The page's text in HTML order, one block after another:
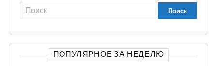
ПОПУЛЯРНОЕ ЗА НЕДЕЛЮ